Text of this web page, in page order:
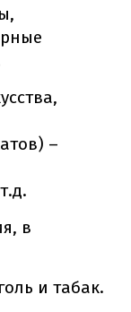
–
в
и табак.